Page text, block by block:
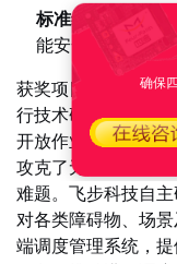
标准维度
：获得
能安全两大国际顶
获奖项目《基于车
行技术研究与应用
开放作业场景，在
攻克了无人集卡与
难题。飞步科技自
对各类障碍物、场
端调度管理系统，
确保